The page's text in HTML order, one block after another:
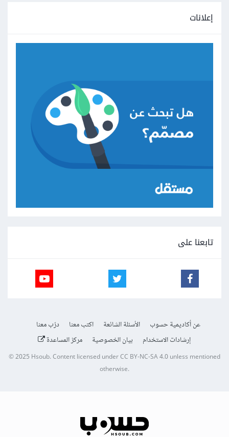
إعلانات
تابعنا على
عن أكاديمية حسوب الأسئلة الشائعة اكتب معنا
درّب معنا
إرشادات الاستخدام
بيان الخصوصية مركز المساعدة
© 2025Hsoub.Content licensed underCC BY-NC-SA 4.0unless mentioned
otherwise.